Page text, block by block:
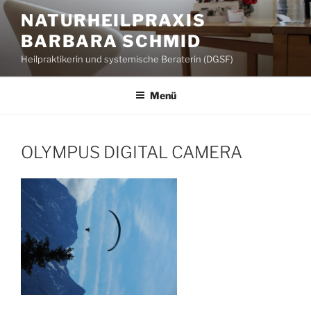
Zum
Inhalt
springen
NATURHEILPRAXIS
BARBARA SCHMID
Heilpraktikerin und systemische Beraterin (DGSF)
Menü
OLYMPUS DIGITAL CAMERA